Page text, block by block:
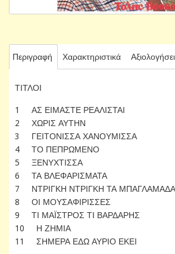
Περιγραφή Χαρακτηριστικά
ΤΙΤΛΟΙ
1 ΑΣ ΕΙΜΑΣΤΕ ΡΕΑΛΙΣΤΑΙ
2 ΧΩΡΙΣ ΑΥΤΗΝ
3 ΓΕΙΤΟΝΙΣΣΑ ΧΑΝΟΥΜΙΣΣΑ
4 ΤΟ ΠΕΠΡΩΜΕΝΟ
5 ΞΕΝΥΧΤΙΣΣΑ
6 ΤΑ ΒΛΕΦΑΡΙΣΜΑΤΑ
7 ΝΤΡΙΓΚΗ ΝΤΡΙΓΚΗ ΤΑ
8 ΟΙ ΜΟΥΣΑΦΙΡΙΣΣΕΣ
9 ΤΙ ΜΑΪΣΤΡΟΣ ΤΙ ΒΑΡΔΑΡΗΣ
10 Η ΖΗΜΙΑ
11 ΣΗΜΕΡΑ ΕΔΩ ΑΥΡΙΟ ΕΚΕΙ